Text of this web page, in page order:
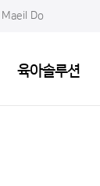
Maeil Do
육아솔루션